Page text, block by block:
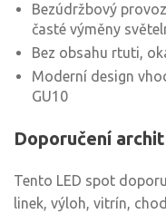
Bezúdržbový
časté výměny
Bez obsahu rtuti,
Moderní design
GU10
Doporučení
Tento LED spot
linek, výloh, vitrín,